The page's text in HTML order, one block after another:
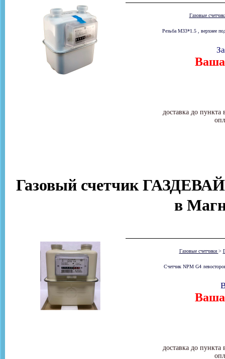
Газовые
Резьба М33*1.5 , верхнее
Ваша
доставка до
Газовый счетчик
в
Газовые счетчики >
Счетчик NPM G4
Ваша
доставка до